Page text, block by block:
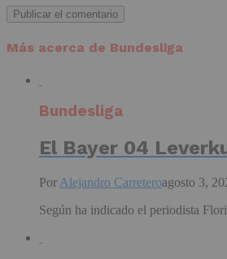
Más acerca de Bundesliga
Bundesliga
El Bayer 04
Por Alejandro Carreteroagosto 3,
Según ha indicado el periodista